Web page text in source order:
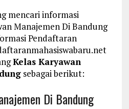
mencari informasi
Manajemen Di Bandung
Pendaftaran
Kelas Karyawan
sebagai berikut:
Di Bandung